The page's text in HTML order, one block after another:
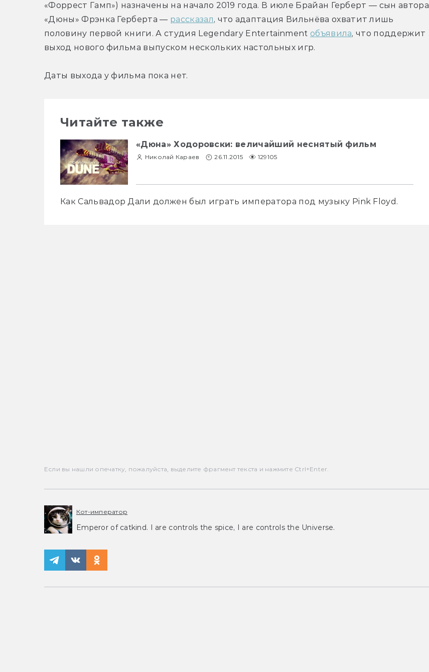
«Форрест Гамп») назначены на начало 2019 года. В июле Брайан Герберт — сын автора
«Дюны» Фрэнка Герберта — рассказал, что адаптация Вильнёва охватит лишь
половину первой книги. А студия Legendary Entertainment объявила, что поддержит
выход нового фильма выпуском нескольких настольных игр.
Даты выхода у фильма пока нет.
Читайте также
«Дюна» Ходоровски: величайший неснятый фильм
Николай Караев 26.11.2015 129105
Как Сальвадор Дали должен был играть императора под музыку Pink Floyd.
Если вы нашли опечатку, пожалуйста, выделите фрагмент текста и нажмите Ctrl+Enter.
Кот-император
Emperor of catkind. I are controls the spice, I are controls the Universe.